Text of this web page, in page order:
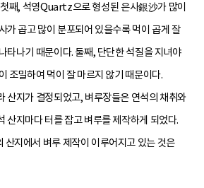
째, 석영Quartz으로 형성된 은사銀沙가 많이
가 곱고 많이 분포되어 있을수록 먹이 곱게 잘
타나기 때문이다. 둘째, 단단한 석질을 지녀야
조밀하여 먹이 잘 마르지 않기 때문이다.
산지가 결정되었고, 벼루장들은 연석의 채취와
산지마다 터를 잡고 벼루를 제작하게 되었다.
산지에서 벼루 제작이 이루어지고 있는 것은